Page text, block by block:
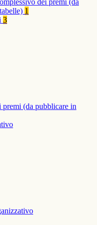
dei premi (da
1
3
(da pubblicare in